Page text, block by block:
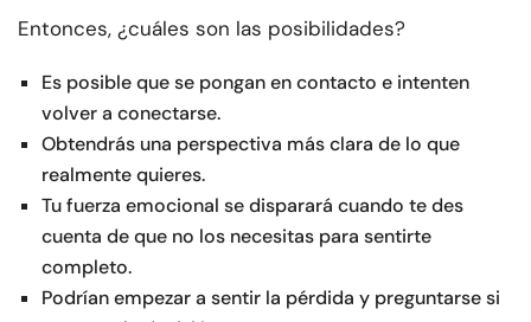
Entonces, ¿cuáles son las posibilidades?
Es posible que se pongan en contacto e intenten
volver a conectarse.
Obtendrás una perspectiva más clara de lo que
realmente quieres.
Tu fuerza emocional se disparará cuando te des
cuenta de que no los necesitas para sentirte
completo.
Podrían empezar a sentir la pérdida y preguntarse si